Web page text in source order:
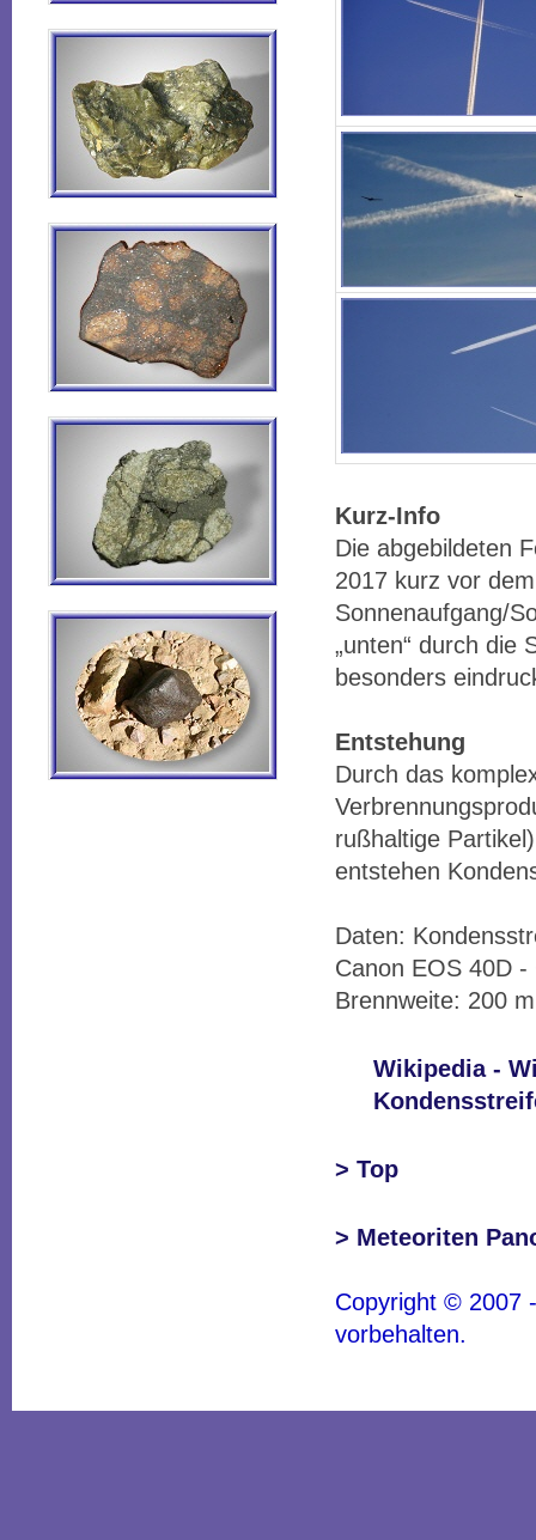
Kurz-Info
Die abgebildeten
2017 kurz vor
Sonnenaufgang/
„unten“ durch die
besonders
Entstehung
Durch das
rußhaltige
entstehen
Daten:
Canon EOS 40D
Brennweite: 200
Wikipedia -
> Top
> Meteoriten
Copyright © 2007
vorbehalten.